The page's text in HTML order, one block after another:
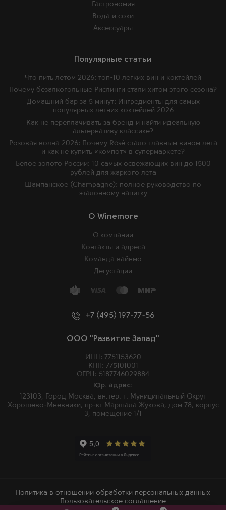
+7 (495) 197-77-56
ООО "Развитие Запад"
ИНН: 7751153620
КПП: 775101001
ОГРН: 5187746029884
Юр. адрес:
123103, Город Москва, вн.тер. г. Муниципальный Округ
Хорошево-Мневники, пр-кт Маршала Жукова, дом 78, корпус
3, помещение 1/1
O Winemore
О компании
Контакты и адреса
Команда вайнмо
Дегустации
Гастрономия
Вода и соки
Аксессуары
Популярные статьи
Что пить летом 2026: топ-10 легких вин и коктейлей
Почему безалкогольные Рислинги стали хитом этого сезона?
Домашний бар за 5 минут: Ингредиенты для самых
популярных летних коктейлей 2026
Как не переплачивать за бренд и найти идеальную
альтернативу классике?
Розовая волна 2026: Почему Rosé стало главным вином лета
и как не купить «компот» в супермаркете?
Белое золото России: 10 самых освежающих вин до 1500
рублей для жаркого лета
Шампанское (Champagne): полное руководство по
эталонному напитку
Политика в отношении обработки персональных данных
Пользовательское соглашение